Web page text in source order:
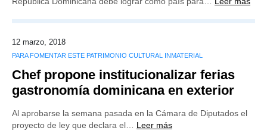
12 marzo, 2018
PARA FOMENTAR ESTE PATRIMONIO CULTURAL INMATERIAL
Chef propone institucionalizar ferias
gastronomía dominicana en exterior
Al aprobarse la semana pasada en la Cámara de Diputados el
proyecto de ley que declara el… Leer más